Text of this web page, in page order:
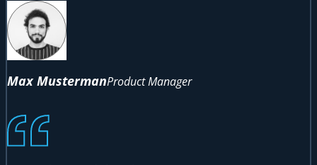
Max MustermanProduct Manager